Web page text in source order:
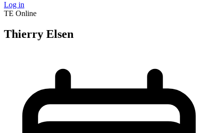
Log in
TE Online
Thierry Elsen